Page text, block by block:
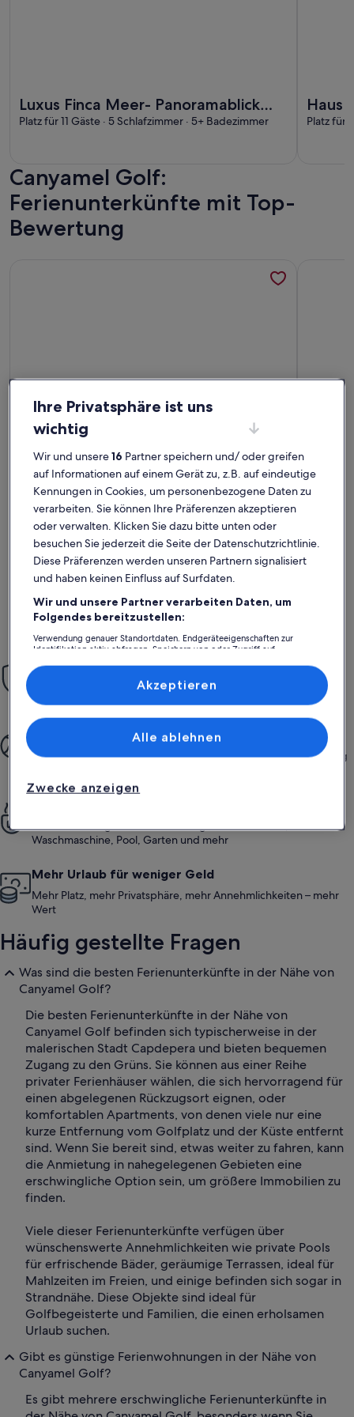
Luxus Finca Meer- Panoramablick
privater Pool Spa Sauna Son Servera
Platz für 11 Gäste · 5 Schlafzimmer · 5+ Badezimmer
Haus
Platz für
Canyamel Golf:
Ferienunterkünfte mit Top-
Bewertung
Weitere Infos zu CASA VIDA - Stadthaus / Finca m. Pool,
Winteraufenthalt
10 von 10
Außergewöhnlich
außergewöhnlich
16 Bewertungen
(16
bewertungen)
In dem sehr stilvoll und perfekt vollständig ausgestatteten
Haus fühlt man sich sehr wohl, die Beschreibung im Internet
übertreibt an keiner Stelle. Technisch hat alles makellos
funktioniert und der online-Kontakt mit dem Eigentümer war
Joachim G.
Aufenthalt im Jan. 2025
Weitere Infos zu CASA VIDA - Stadthaus / Finca m. Pool,
Weitere
Urlaub
Vielen
und um
Einfach sorglos
Mit unserer Mit-Vertrauen-Buchen-Garantie bieten wir dir rund
um die Uhr Unterstützung
Mehr gemeinsame Momente
Von der Buchung bis hin zum Aufenthalt – der gesamte Vorgang
Genieße Vorzüge wie eine voll ausgestattete Küche,
Waschmaschine, Pool, Garten und mehr
Mehr Urlaub für weniger Geld
Mehr Platz, mehr Privatsphäre, mehr Annehmlichkeiten – mehr
Wert
Häufig gestellte Fragen
Was sind die besten Ferienunterkünfte in der Nähe von
Canyamel Golf?
Die besten Ferienunterkünfte in der Nähe von
Canyamel Golf befinden sich typischerweise in der
malerischen Stadt Capdepera und bieten bequemen
Zugang zu den Grüns. Sie können aus einer Reihe
privater Ferienhäuser wählen, die sich hervorragend für
einen abgelegenen Rückzugsort eignen, oder
komfortablen Apartments, von denen viele nur eine
kurze Entfernung vom Golfplatz und der Küste entfernt
sind. Wenn Sie bereit sind, etwas weiter zu fahren, kann
die Anmietung in nahegelegenen Gebieten eine
erschwingliche Option sein, um größere Immobilien zu
finden.
Viele dieser Ferienunterkünfte verfügen über
wünschenswerte Annehmlichkeiten wie private Pools
für erfrischende Bäder, geräumige Terrassen, ideal für
Mahlzeiten im Freien, und einige befinden sich sogar in
Strandnähe. Diese Objekte sind ideal für
Golfbegeisterte und Familien, die einen erholsamen
Urlaub suchen.
Gibt es günstige Ferienwohnungen in der Nähe von
Canyamel Golf?
Es gibt mehrere erschwingliche Ferienunterkünfte in
Ihre Privatsphäre ist uns
wichtig
Wir und unsere16 Partner speichern und/ oder greifen
auf Informationen auf einem Gerät zu, z.B. auf eindeutige
Kennungen in Cookies, um personenbezogene Daten zu
verarbeiten. Sie können Ihre Präferenzen akzeptieren
oder verwalten. Klicken Sie dazu bitte unten oder
besuchen Sie jederzeit die Seite der Datenschutzrichtlinie.
Diese Präferenzen werden unseren Partnern signalisiert
und haben keinen Einfluss auf Surfdaten.
Wir und unsere Partner verarbeiten Daten, um
Folgendes bereitzustellen:
Verwendung genauer Standortdaten. Endgeräteeigenschaften zur
Identifikation aktiv abfragen. Speichern von oder Zugriff auf
Inhalte, Messung von Werbeleistung und der Performance von Inhalten,
Zielgruppenforschung sowie Entwicklung und Verbesserung von
Liste der Partner (Lieferanten)
Zwecke anzeigen
Alle ablehnen
Akzeptieren